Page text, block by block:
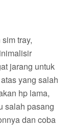
tray,
jarang untuk
yang salah
hp lama,
salah pasang
dan coba